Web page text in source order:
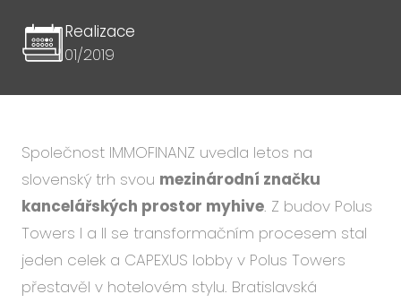
Realizace
01/2019
Společnost IMMOFINANZ uvedla letos na
slovenský trh svou mezinárodní značku
kancelářských prostor myhive. Z budov Polus
Towers I a II se transformačním procesem stal
jeden celek a CAPEXUS lobby v Polus Towers
přestavěl v hotelovém stylu. Bratislavská